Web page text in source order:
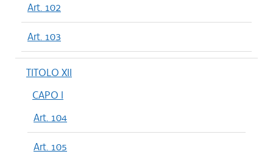
Art. 102
Art. 103
TITOLO XII
CAPO I
Art. 104
Art. 105